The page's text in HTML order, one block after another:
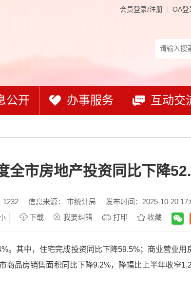
会员登录/注册 OA登
公开 办事服务 互动交
全市房地产投资同比下降
1232 信息来源： 市统计局
发布时间：2025-10-20
下载 我要纠错 打印 收藏
。其中，住宅完成投资同比下降59.5%；商业营业
商品房销售面积同比下降9.2%，降幅比上半年收窄